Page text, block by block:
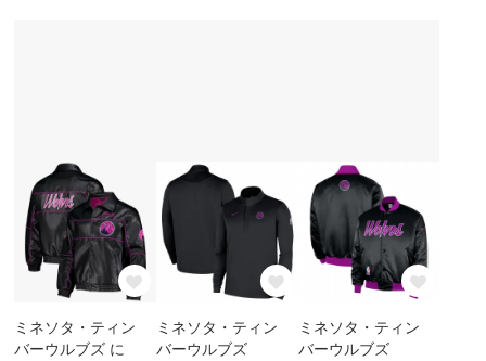
ミネソタ・ティン
バーウルブズ に
ミネソタ・ティン
バーウルブズ
ミネソタ・ティン
バーウルブズ